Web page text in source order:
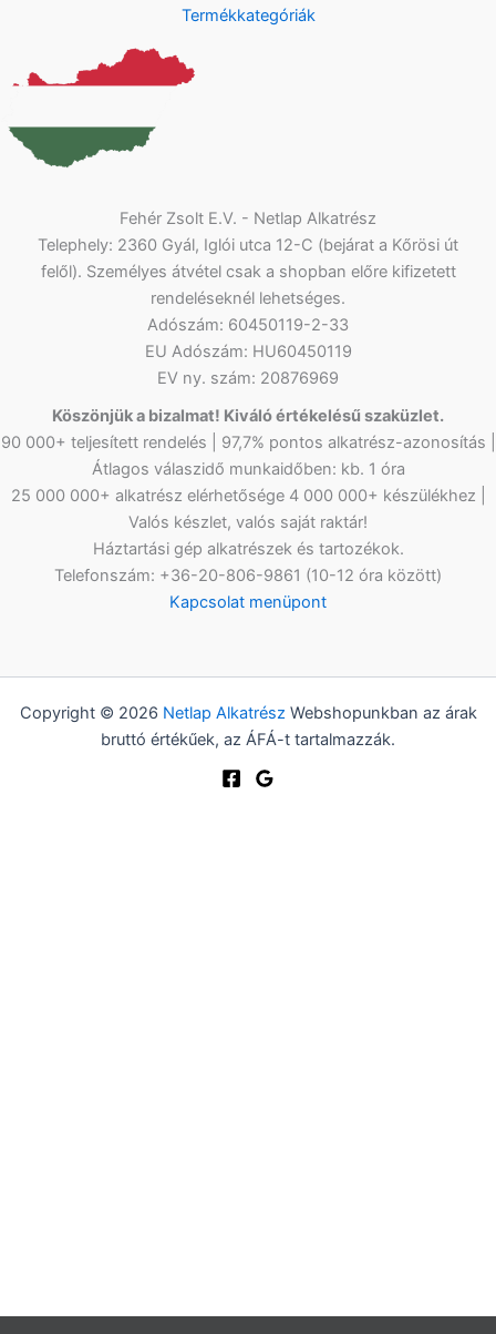
Termékkategóriák
Fehér Zsolt E.V. - Netlap Alkatrész
Telephely: 2360 Gyál, Iglói utca 12-C (bejárat a Kőrösi út
felől). Személyes átvétel csak a shopban előre kifizetett
rendeléseknél lehetséges.
Adószám: 60450119-2-33
EU Adószám: HU60450119
EV ny. szám: 20876969
Köszönjük a bizalmat! Kiváló értékelésű szaküzlet.
90 000+ teljesített rendelés | 97,7% pontos alkatrész-azonosítás |
Átlagos válaszidő munkaidőben: kb. 1 óra
25 000 000+ alkatrész elérhetősége 4 000 000+ készülékhez |
Valós készlet, valós saját raktár!
Háztartási gép alkatrészek és tartozékok.
Telefonszám: +36-20-806-9861 (10-12 óra között)
Kapcsolat menüpont
Copyright © 2026 Netlap AlkatrészWebshopunkban az árak
bruttó értékűek, az ÁFÁ-t tartalmazzák.